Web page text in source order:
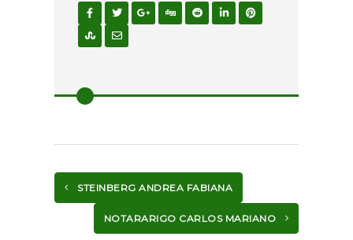
STEINBERG ANDREA FABIANA
NOTARARIGO CARLOS MARIANO